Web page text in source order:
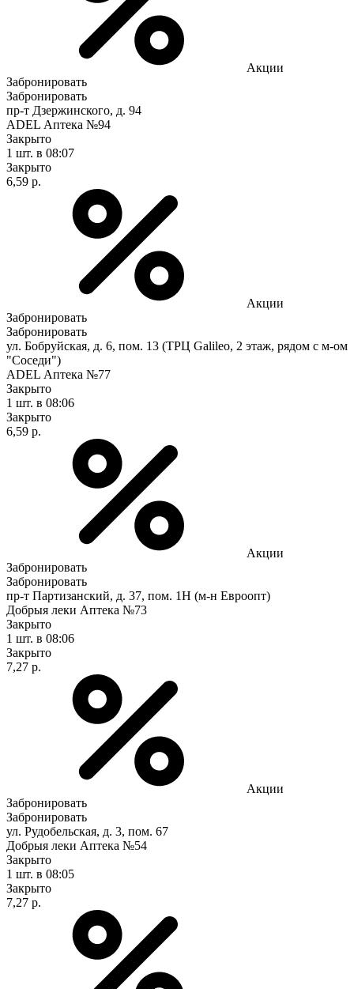
Акции
Забронировать
Забронировать
пр-т Дзержинского, д. 94
ADEL Аптека №94
Закрыто
1 шт. в 08:07
Закрыто
6,59 р.
Акции
Забронировать
Забронировать
ул. Бобруйская, д. 6, пом. 13 (ТРЦ Galileo, 2 этаж, рядом с м-ом
"Соседи")
ADEL Аптека №77
Закрыто
1 шт. в 08:06
Закрыто
6,59 р.
Акции
Забронировать
Забронировать
пр-т Партизанский, д. 37, пом. 1Н (м-н Евроопт)
Добрыя леки Аптека №73
Закрыто
1 шт. в 08:06
Закрыто
7,27 р.
Акции
Забронировать
Забронировать
ул. Рудобельская, д. 3, пом. 67
Добрыя леки Аптека №54
Закрыто
1 шт. в 08:05
Закрыто
7,27 р.